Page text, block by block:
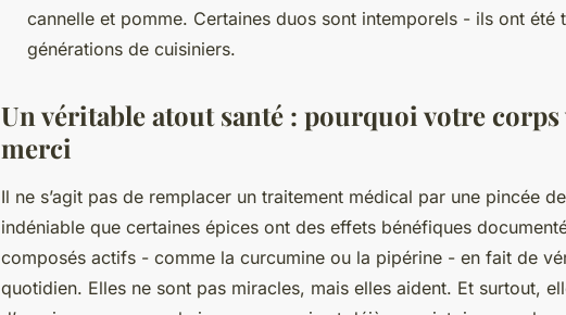
cannelle et pomme. Certaines duos sont intemporels - ils ont été
générations de cuisiniers.
Un véritable atout santé : pourquoi votre
merci
Il ne s’agit pas de remplacer un traitement médical par une pincée
indéniable que certaines épices ont des effets bénéfiques
composés actifs - comme la curcumine ou la pipérine - en fait de
quotidien. Elles ne sont pas miracles, mais elles aident. Et surtout,